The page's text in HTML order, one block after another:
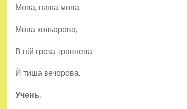
Мова, наша мова.
Мова кольорова,
В ній гроза травнева
Й тиша вечорова.
Учень.